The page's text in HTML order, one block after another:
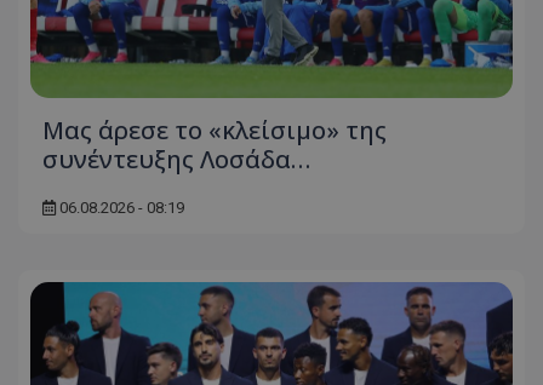
Μας άρεσε το «κλείσιμο» της
συνέντευξης Λοσάδα…
06.08.2026 - 08:19